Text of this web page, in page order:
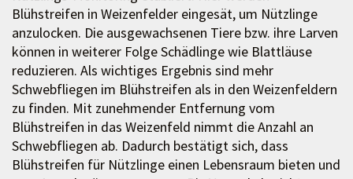
Blühstreifen in Weizenfelder eingesät, um Nützlinge
anzulocken. Die ausgewachsenen Tiere bzw. ihre Larven
können in weiterer Folge Schädlinge wie Blattläuse
reduzieren. Als wichtiges Ergebnis sind mehr
Schwebfliegen im Blühstreifen als in den Weizenfeldern
zu finden. Mit zunehmender Entfernung vom
Blühstreifen in das Weizenfeld nimmt die Anzahl an
Schwebfliegen ab. Dadurch bestätigt sich, dass
Blühstreifen für Nützlinge einen Lebensraum bieten und